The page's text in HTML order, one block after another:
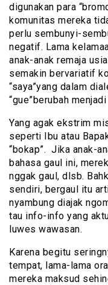
digunakan para
komunitas mereka
perlu sembunyi-
negatif. Lama
anak-anak remaja
semakin bervariatif
“saya”yang dalam
“gue”berubah menjadi
Yang agak ekstrim
seperti Ibu atau
“bokap”. Jika anak-
bahasa gaul ini,
nggak gaul, dlsb.
sendiri, bergaul itu
nyambung diajak
tau info-info yang
luwes wawasan.
Karena begitu
tempat, lama-lama
mereka maksud